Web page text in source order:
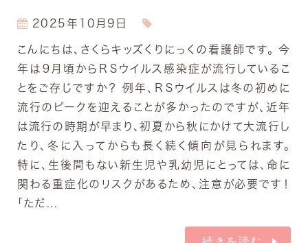
2025年10月9日
こんにちは、さくらキッズくりにっくの看護師です。 今
年は９月頃からＲＳウイルス感染症が流行しているこ
とをご存じですか？ 例年、ＲＳウイルスは冬の初めに
流行のピークを迎えることが多かったのですが、近年
は流行の時期が早まり、初夏から秋にかけて大流行し
たり、冬に入ってからも長く続く傾向が見られます。
特に、生後間もない新生児や乳幼児にとっては、命に
関わる重症化のリスクがあるため、注意が必要です！
「ただ...